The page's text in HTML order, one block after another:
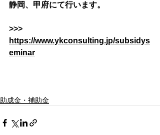
静岡、甲府にて行います。
>>>
https://www.ykconsulting.jp/subsidys
eminar
助成金・補助金